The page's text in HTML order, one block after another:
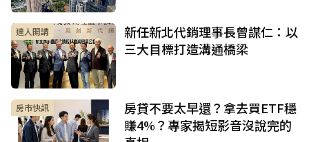
達人開講
新任新北代銷理事長曾謀仁：以
三大目標打造溝通橋梁
房市快訊
房貸不要太早還？拿去買ETF穩
賺4%？專家揭短影音沒說完的